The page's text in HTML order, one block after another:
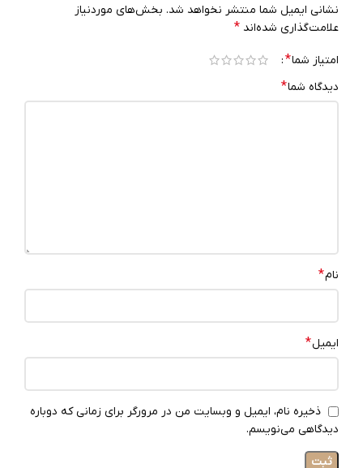
نشانی ایمیل شما منتشر نخواهد شد. بخش‌های موردنیاز
علامت‌گذاری شده‌اند *
امتیاز شما*
دیدگاه شما*
نام*
ایمیل*
ذخیره نام، ایمیل و وبسایت من در مرورگر برای زمانی که دوباره
دیدگاهی می‌نویسم.